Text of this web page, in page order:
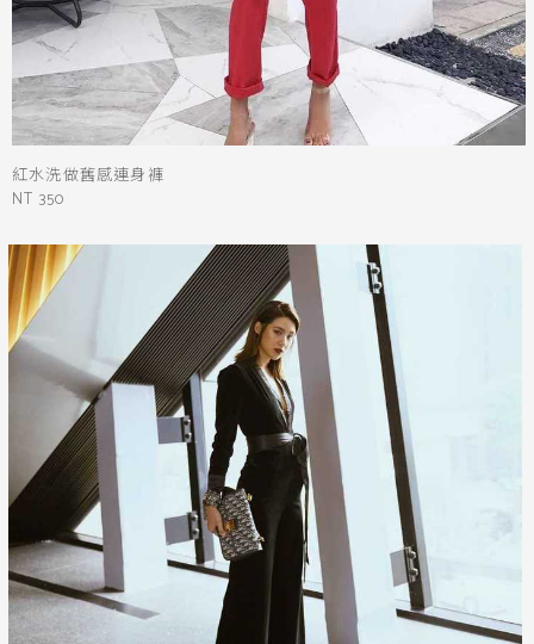
紅水洗做舊感連身褲
NT 350